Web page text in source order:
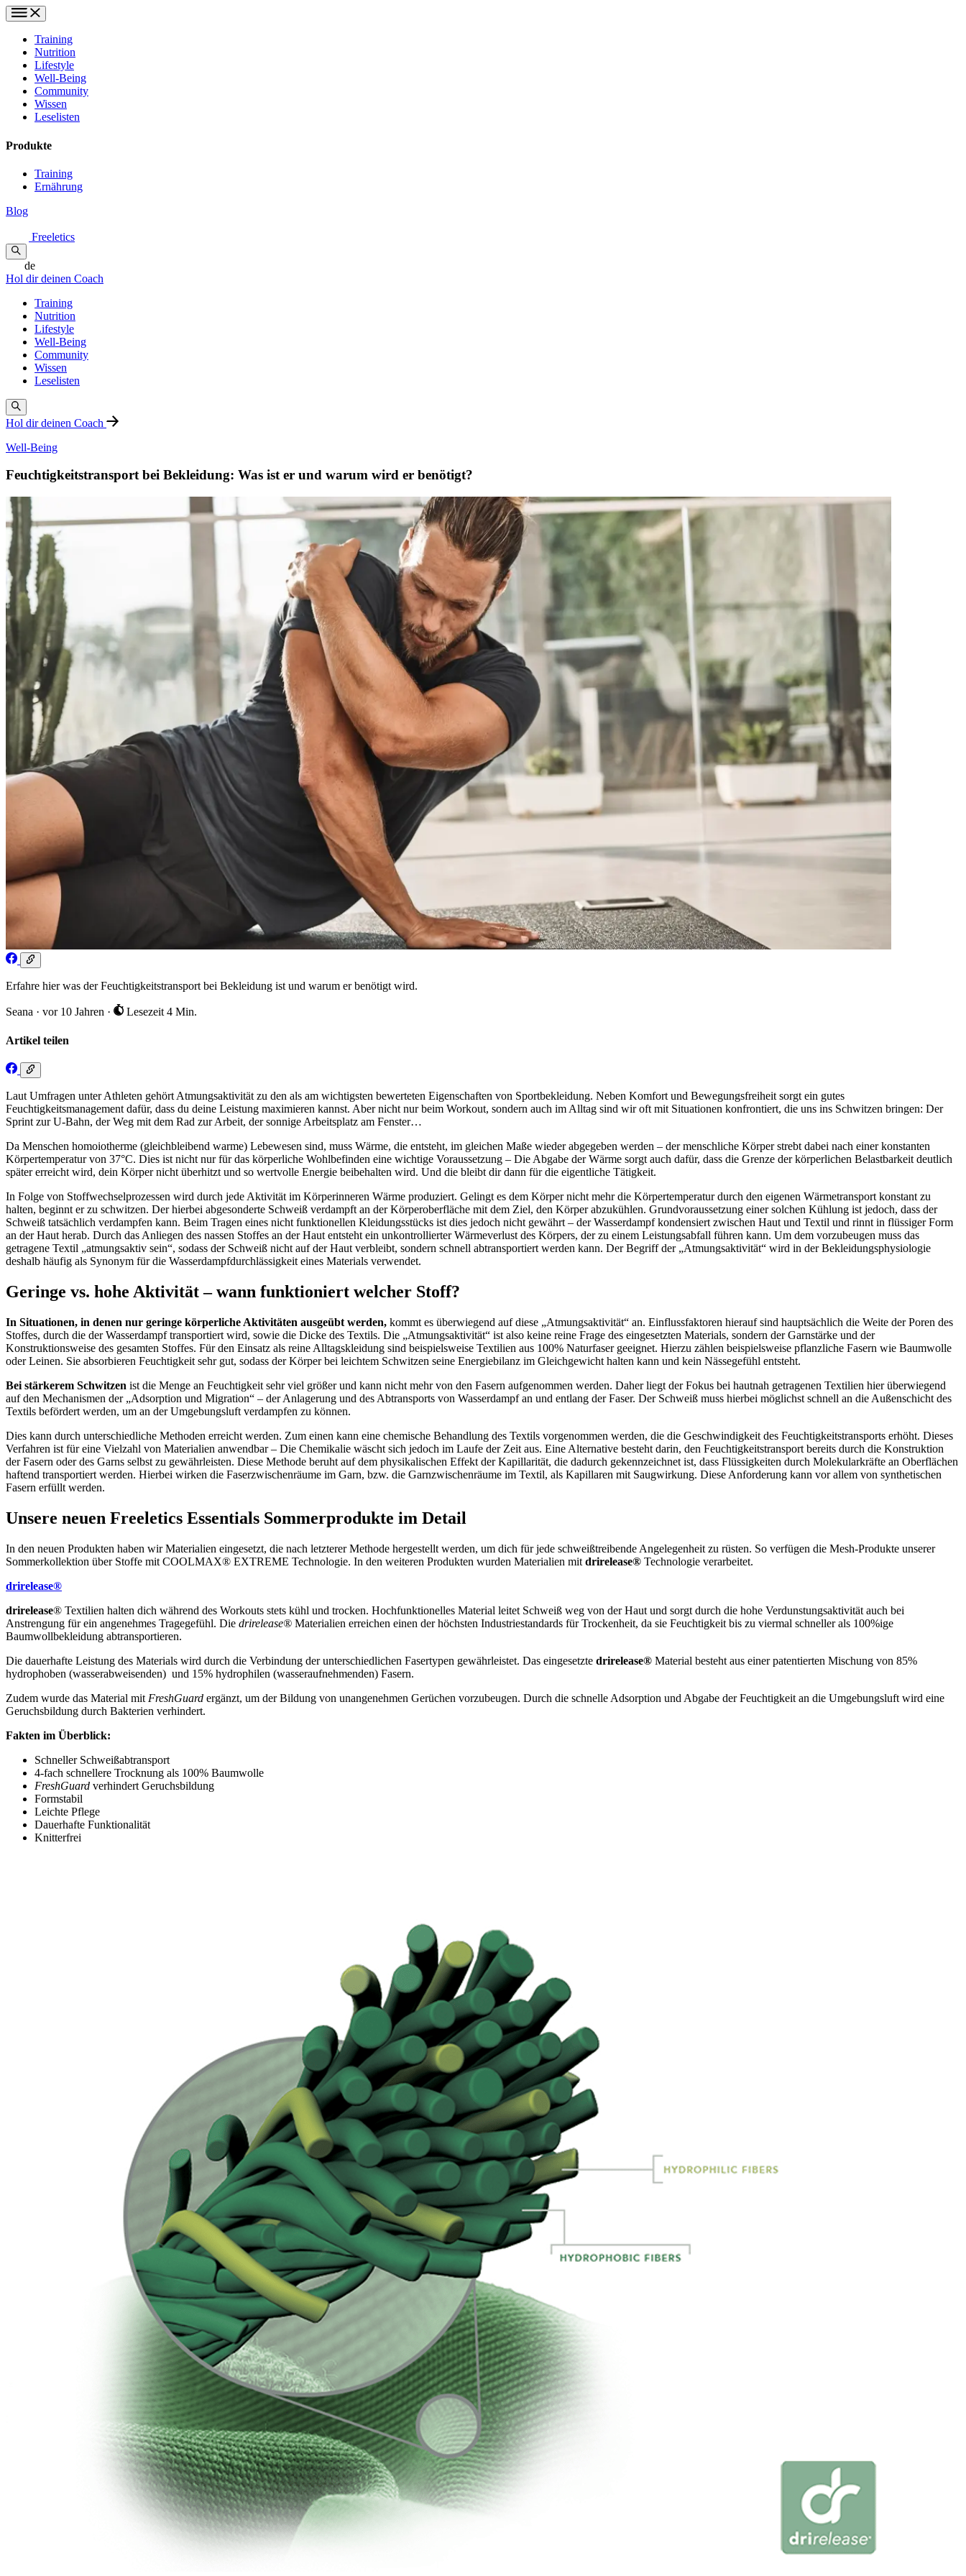
Training
Nutrition
Lifestyle
Well-Being
Community
Wissen
Leselisten
Produkte
Training
Ernährung
Blog
Freeletics
de
Hol dir deinen Coach
Training
Nutrition
Lifestyle
Well-Being
Community
Wissen
Leselisten
Hol dir deinen Coach
Well-Being
Feuchtigkeitstransport bei Bekleidung: Was ist er und warum wird er benötigt?
Erfahre hier was der Feuchtigkeitstransport bei Bekleidung ist und warum er benötigt wird.
Seana · vor 10 Jahren · Lesezeit 4 Min.
Artikel teilen
Laut Umfragen unter Athleten gehört Atmungsaktivität zu den als am wichtigsten bewerteten Eigenschaften von Sportbekleidung. Neben Komfort und Bewegungsfreiheit sorgt ein gutes
Feuchtigkeitsmanagement dafür, dass du deine Leistung maximieren kannst. Aber nicht nur beim Workout, sondern auch im Alltag sind wir oft mit Situationen konfrontiert, die uns ins Schwitzen bringen: Der
Sprint zur U-Bahn, der Weg mit dem Rad zur Arbeit, der sonnige Arbeitsplatz am Fenster…
Da Menschen homoiotherme (gleichbleibend warme) Lebewesen sind, muss Wärme, die entsteht, im gleichen Maße wieder abgegeben werden – der menschliche Körper strebt dabei nach einer konstanten
Körpertemperatur von 37°C. Dies ist nicht nur für das körperliche Wohlbefinden eine wichtige Voraussetzung – Die Abgabe der Wärme sorgt auch dafür, dass die Grenze der körperlichen Belastbarkeit deutlich
später erreicht wird, dein Körper nicht überhitzt und so wertvolle Energie beibehalten wird. Und die bleibt dir dann für die eigentliche Tätigkeit.
In Folge von Stoffwechselprozessen wird durch jede Aktivität im Körperinneren Wärme produziert. Gelingt es dem Körper nicht mehr die Körpertemperatur durch den eigenen Wärmetransport konstant zu
halten, beginnt er zu schwitzen. Der hierbei abgesonderte Schweiß verdampft an der Körperoberfläche mit dem Ziel, den Körper abzukühlen. Grundvoraussetzung einer solchen Kühlung ist jedoch, dass der
Schweiß tatsächlich verdampfen kann. Beim Tragen eines nicht funktionellen Kleidungsstücks ist dies jedoch nicht gewährt – der Wasserdampf kondensiert zwischen Haut und Textil und rinnt in flüssiger Form
an der Haut herab. Durch das Anliegen des nassen Stoffes an der Haut entsteht ein unkontrollierter Wärmeverlust des Körpers, der zu einem Leistungsabfall führen kann. Um dem vorzubeugen muss das
getragene Textil „atmungsaktiv sein“, sodass der Schweiß nicht auf der Haut verbleibt, sondern schnell abtransportiert werden kann. Der Begriff der „Atmungsaktivität“ wird in der Bekleidungsphysiologie
deshalb häufig als Synonym für die Wasserdampfdurchlässigkeit eines Materials verwendet.
Geringe vs. hohe Aktivität – wann funktioniert welcher Stoff?
In Situationen, in denen nur geringe körperliche Aktivitäten ausgeübt werden, kommt es überwiegend auf diese „Atmungsaktivität“ an. Einflussfaktoren hierauf sind hauptsächlich die Weite der Poren des
Stoffes, durch die der Wasserdampf transportiert wird, sowie die Dicke des Textils. Die „Atmungsaktivität“ ist also keine reine Frage des eingesetzten Materials, sondern der Garnstärke und der
Konstruktionsweise des gesamten Stoffes. Für den Einsatz als reine Alltagskleidung sind beispielsweise Textilien aus 100% Naturfaser geeignet. Hierzu zählen beispielsweise pflanzliche Fasern wie Baumwolle
oder Leinen. Sie absorbieren Feuchtigkeit sehr gut, sodass der Körper bei leichtem Schwitzen seine Energiebilanz im Gleichgewicht halten kann und kein Nässegefühl entsteht.
Bei stärkerem Schwitzen ist die Menge an Feuchtigkeit sehr viel größer und kann nicht mehr von den Fasern aufgenommen werden. Daher liegt der Fokus bei hautnah getragenen Textilien hier überwiegend
auf den Mechanismen der „Adsorption und Migration“ – der Anlagerung und des Abtransports von Wasserdampf an und entlang der Faser. Der Schweiß muss hierbei möglichst schnell an die Außenschicht des
Textils befördert werden, um an der Umgebungsluft verdampfen zu können.
Dies kann durch unterschiedliche Methoden erreicht werden. Zum einen kann eine chemische Behandlung des Textils vorgenommen werden, die die Geschwindigkeit des Feuchtigkeitstransports erhöht. Dieses
Verfahren ist für eine Vielzahl von Materialien anwendbar – Die Chemikalie wäscht sich jedoch im Laufe der Zeit aus. Eine Alternative besteht darin, den Feuchtigkeitstransport bereits durch die Konstruktion
der Fasern oder des Garns selbst zu gewährleisten. Diese Methode beruht auf dem physikalischen Effekt der Kapillarität, die dadurch gekennzeichnet ist, dass Flüssigkeiten durch Molekularkräfte an Oberflächen
haftend transportiert werden. Hierbei wirken die Faserzwischenräume im Garn, bzw. die Garnzwischenräume im Textil, als Kapillaren mit Saugwirkung. Diese Anforderung kann vor allem von synthetischen
Fasern erfüllt werden.
Unsere neuen Freeletics Essentials Sommerprodukte im Detail
In den neuen Produkten haben wir Materialien eingesetzt, die nach letzterer Methode hergestellt werden, um dich für jede schweißtreibende Angelegenheit zu rüsten. So verfügen die Mesh-Produkte unserer
Sommerkollektion über Stoffe mit COOLMAX® EXTREME Technologie. In den weiteren Produkten wurden Materialien mit drirelease® Technologie verarbeitet.
drirelease®
drirelease® Textilien halten dich während des Workouts stets kühl und trocken. Hochfunktionelles Material leitet Schweiß weg von der Haut und sorgt durch die hohe Verdunstungsaktivität auch bei
Anstrengung für ein angenehmes Tragegefühl. Die drirelease® Materialien erreichen einen der höchsten Industriestandards für Trockenheit, da sie Feuchtigkeit bis zu viermal schneller als 100%ige
Baumwollbekleidung abtransportieren.
Die dauerhafte Leistung des Materials wird durch die Verbindung der unterschiedlichen Fasertypen gewährleistet. Das eingesetzte drirelease® Material besteht aus einer patentierten Mischung von 85%
hydrophoben (wasserabweisenden) und 15% hydrophilen (wasseraufnehmenden) Fasern.
Zudem wurde das Material mit FreshGuard ergänzt, um der Bildung von unangenehmen Gerüchen vorzubeugen. Durch die schnelle Adsorption und Abgabe der Feuchtigkeit an die Umgebungsluft wird eine
Geruchsbildung durch Bakterien verhindert.
Fakten im Überblick:
Schneller Schweißabtransport
4-fach schnellere Trocknung als 100% Baumwolle
FreshGuard verhindert Geruchsbildung
Formstabil
Leichte Pflege
Dauerhafte Funktionalität
Knitterfrei